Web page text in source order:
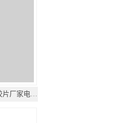
硅胶防水胶片-硅胶防水胶片厂家电话地址